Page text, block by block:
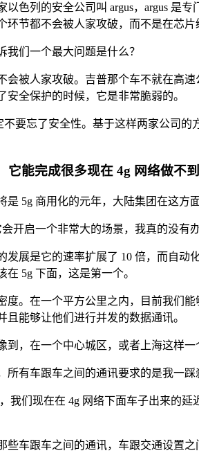
以色列的安全公司叫 argus，argus 是
环节都不会被人家攻破，而不是在芯
我们一个最大问题是什么？
会被人家攻破。吉普那个车不就在高
安全保护的时候，它是非常脆弱的。
不要忘了安全性。基于这样两家公司
它能完成很多现在 4g 网络做不
是 5g 商用化的元年，大陆集团在这方
开启一个非常大的场景，我真的没有
发展是它的速率扩展了 10 倍，而自
5g 下面，这是第一个。
度。在一个平方公里之内，目前我们
且能够让他们进行并发的数据通讯。
到，在一个中心城区，或者上海这样
所有车跟车之间的通讯要求的是我一
我们现在在 4g 网络下面车子出来的
些车跟车之间的通讯，车跟交通设置